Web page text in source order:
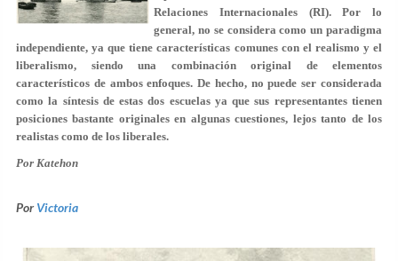
Relaciones Internacionales (RI). Por lo
general, no se considera como un paradigma
independiente, ya que tiene características comunes con el realismo y el
liberalismo, siendo una combinación original de elementos
característicos de ambos enfoques. De hecho, no puede ser considerada
como la síntesis de estas dos escuelas ya que sus representantes tienen
posiciones bastante originales en algunas cuestiones, lejos tanto de los
realistas como de los liberales.
Por Katehon
PorVictoria